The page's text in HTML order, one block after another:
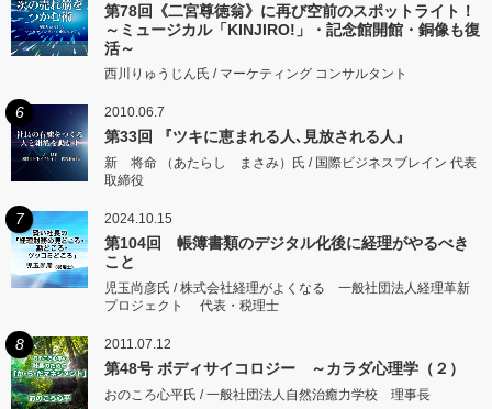
第78回《二宮尊徳翁》に再び空前のスポットライト！
～ミュージカル「KINJIRO!」・記念館開館・銅像も復
活～
西川りゅうじん氏 / マーケティング コンサルタント
6 2010.06.7
第33回 『ツキに恵まれる人､見放される人』
新 将命 （あたらし まさみ）氏 / 国際ビジネスブレイン 代表
取締役
7 2024.10.15
第104回 帳簿書類のデジタル化後に経理がやるべき
こと
児玉尚彦氏 / 株式会社経理がよくなる 一般社団法人経理革新
プロジェクト 代表・税理士
8 2011.07.12
第48号 ボディサイコロジー ～カラダ心理学（２）
おのころ心平氏 / 一般社団法人自然治癒力学校 理事長